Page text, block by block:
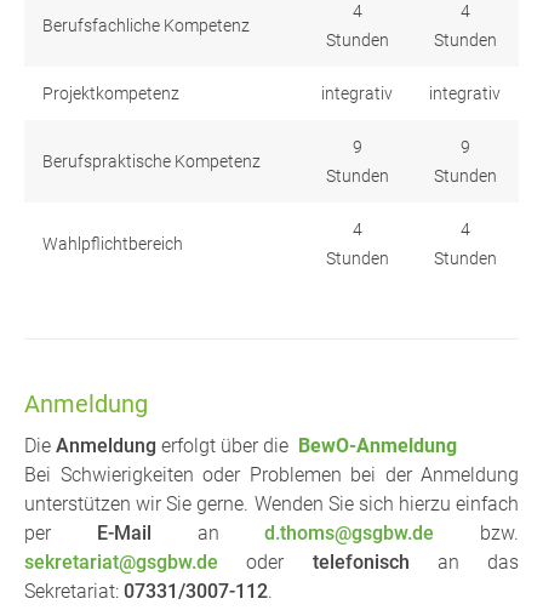
Berufsfachliche Kompetenz
4
Stunden
4
Stunden
Projektkompetenz integrativ integrativ
Berufspraktische Kompetenz
9
Stunden
9
Stunden
Wahlpflichtbereich
4
Stunden
4
Stunden
Anmeldung
Die Anmeldung erfolgt über die BewO-Anmeldung
Bei Schwierigkeiten oder Problemen bei der Anmeldung
unterstützen wir Sie gerne. Wenden Sie sich hierzu einfach
per
E-Mail and.thoms@gsgbw.de bzw.
sekretariat@gsgbw.de oder telefonisch an das
Sekretariat: 07331/3007-112.